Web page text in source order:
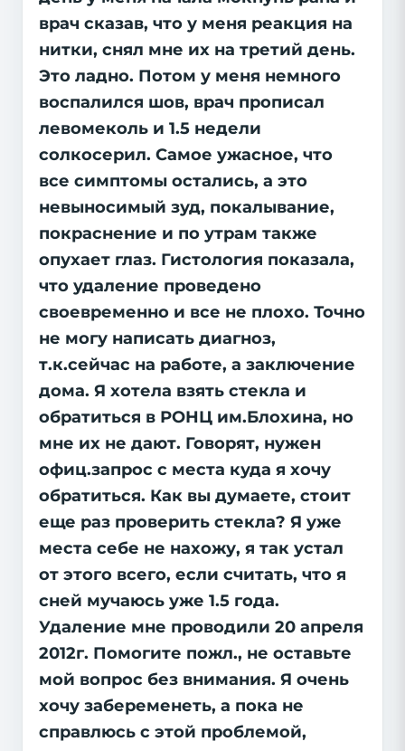
врач сказав, что у меня реакция на
нитки, снял мне их на третий день.
Это ладно. Потом у меня немного
воспалился шов, врач прописал
левомеколь и 1.5 недели
солкосерил. Самое ужасное, что
все симптомы остались, а это
невыносимый зуд, покалывание,
покраснение и по утрам также
опухает глаз. Гистология показала,
что удаление проведено
своевременно и все не плохо. Точно
не могу написать диагноз,
т.к.сейчас на работе, а заключение
дома. Я хотела взять стекла и
обратиться в РОНЦ им.Блохина, но
мне их не дают. Говорят, нужен
офиц.запрос с места куда я хочу
обратиться. Как вы думаете, стоит
еще раз проверить стекла? Я уже
места себе не нахожу, я так устал
от этого всего, если считать, что я
сней мучаюсь уже 1.5 года.
Удаление мне проводили 20 апреля
2012г. Помогите пожл., не оставьте
мой вопрос без внимания. Я очень
хочу забеременеть, а пока не
справлюсь с этой проблемой,